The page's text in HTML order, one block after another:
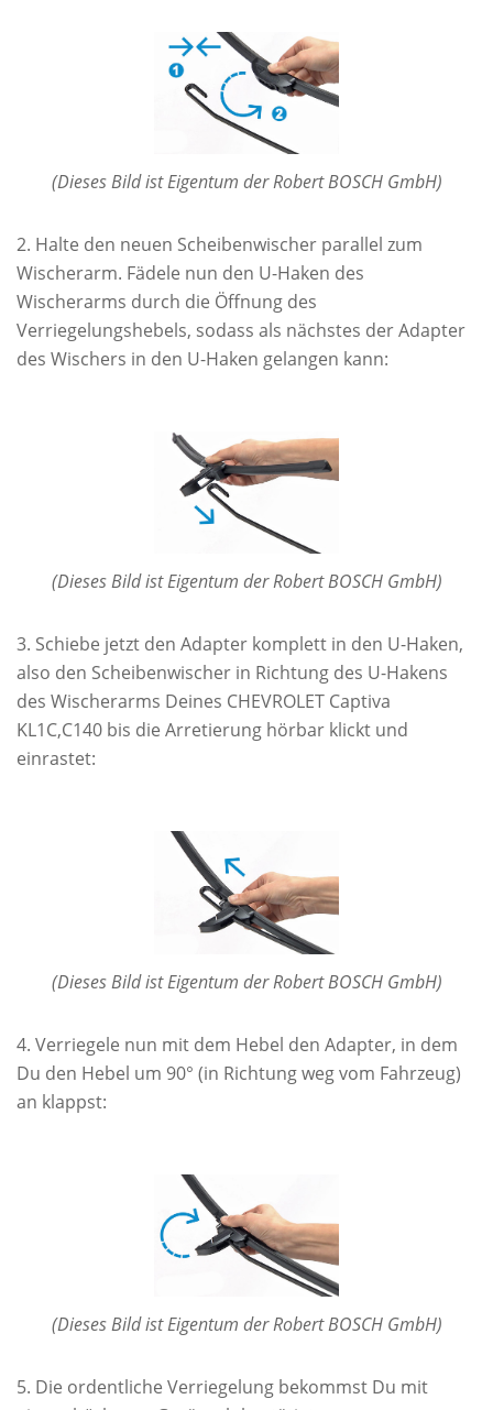
(Dieses Bild ist Eigentum der Robert BOSCH GmbH)
Halte den neuen Scheibenwischer parallel zum
Wischerarm. Fädele nun den U-Haken des
Wischerarms durch die Öffnung des
Verriegelungshebels, sodass als nächstes der Adapter
des Wischers in den U-Haken gelangen kann:
(Dieses Bild ist Eigentum der Robert BOSCH GmbH)
Schiebe jetzt den Adapter komplett in den U-Haken,
also den Scheibenwischer in Richtung des U-Hakens
des Wischerarms Deines CHEVROLET Captiva
KL1C,C140 bis die Arretierung hörbar klickt und
einrastet:
(Dieses Bild ist Eigentum der Robert BOSCH GmbH)
Verriegele nun mit dem Hebel den Adapter, in dem
Du den Hebel um 90° (in Richtung weg vom Fahrzeug)
an klappst:
(Dieses Bild ist Eigentum der Robert BOSCH GmbH)
Die ordentliche Verriegelung bekommst Du mit